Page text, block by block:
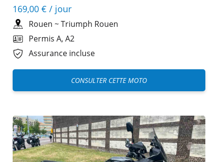
169,00 € / jour
Rouen ~Triumph Rouen
Permis A, A2
Assurance incluse
CONSULTER CETTE MOTO